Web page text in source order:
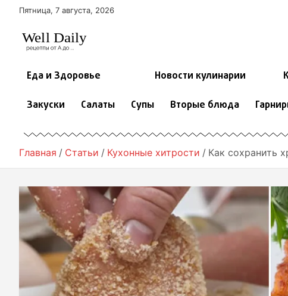
Пятница, 7 августа, 2026
Еда и Здоровье Новости кулинарии
Закуски Салаты Супы Вторые блюда
Главная Статьи Кухонные хитрости Как сохранить